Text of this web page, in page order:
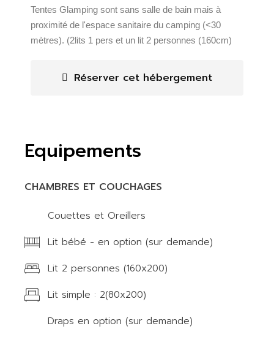
Tentes Glamping sont sans salle de bain mais à
proximité de l'espace sanitaire du camping (<30
mètres). (2lits 1 pers et un lit 2 personnes (160cm)
Réserver cet hébergement
Equipements
CHAMBRES ET COUCHAGES
Couettes et Oreillers
Lit bébé - en option (sur demande)
Lit 2 personnes (160x200)
Lit simple : 2(80x200)
Draps en option (sur demande)